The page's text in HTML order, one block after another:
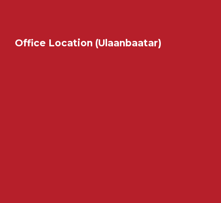
Office Location (Ulaanbaatar)